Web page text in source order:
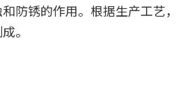
防锈的作用。根据生产工艺，
。